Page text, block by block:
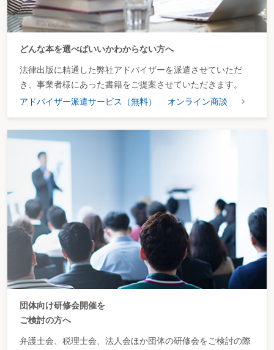
どんな本を選べばいいかわからない方へ
法律出版に精通した弊社アドバイザーを派遣させていただ
き、事業者様にあった書籍をご提案させていただきます。
アドバイザー派遣サービス（無料）
オンライン商談
団体向け研修会開催を
ご検討の方へ
弁護士会、税理士会、法人会ほか団体の研修会をご検討の際